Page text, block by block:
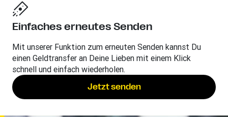
Einfaches erneutes Senden
Mit unserer Funktion zum erneuten Senden kannst Du
einen Geldtransfer an Deine Lieben mit einem Klick
schnell und einfach wiederholen.
Jetzt senden